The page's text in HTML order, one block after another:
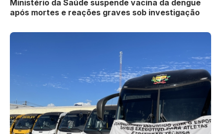
Ministério da Saúde suspende vacina da dengue
após mortes e reações graves sob investigação